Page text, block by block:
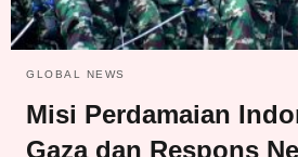
GLOBAL NEWS
Misi Perdamaian
Gaza dan Respons